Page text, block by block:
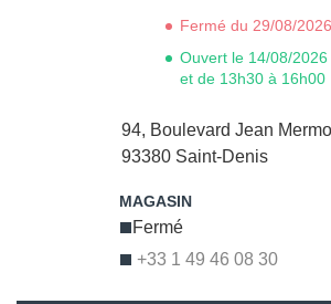
94, Boulevard Jean
93380 Saint-Denis
+33 1 49 46 08 30
Fermé
Fermé du 29/08/
Ouvert le 14/08/
et de 13h30 à 16h00